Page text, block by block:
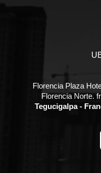
Florencia Plaza
Florencia Norte.
Tegucigalpa -